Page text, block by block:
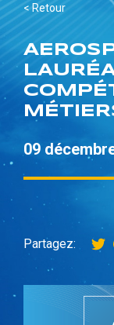
< Retour
09
Partagez: